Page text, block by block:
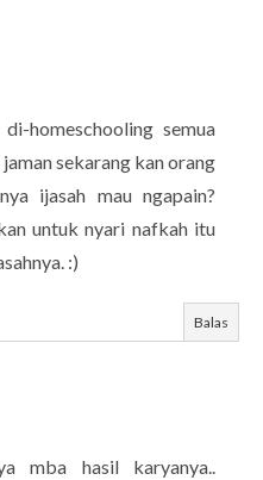
homeschooling semua
sekarang kan orang
ijasah mau ngapain?
untuk nyari nafkah itu
:)
Balas
mba hasil karyanya..